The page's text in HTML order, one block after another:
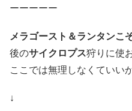
ーーーーー
メラゴースト＆ランタンこ
後のサイクロプス狩りに使
ここでは無理しなくていい
↓